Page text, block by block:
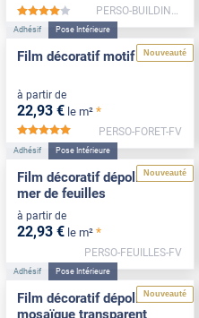
*****
PERSO-BUILDING-FV
Nouveauté
Adhésif Pose Intérieure
Film décoratif motif forêt
à partir de
22,93 € le m² *
PERSO-FORET-FV
Nouveauté
Adhésif Pose Intérieure
Film décoratif dépoli motif
mer de feuilles
à partir de
22,93 € le m² *
PERSO-FEUILLES-FV
Nouveauté
Adhésif Pose Intérieure
Film décoratif dépoli motif
mosaïque transparent